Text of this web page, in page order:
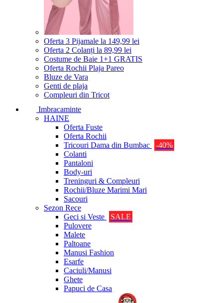
Oferta 3 Pijamale la 149,99 lei
Oferta 2 Colanți la 89,99 lei
Costume de Baie 1+1 GRATIS
Oferta Rochii Plaja Pareo
Bluze de Vara
Genti de plaja
Compleuri din Tricot
Imbracaminte
HAINE
Oferta Fuste
Oferta Rochii
Tricouri Dama din Bumbac
-40%
Colanti
Pantaloni
Body-uri
Treninguri & Compleuri
Rochii/Bluze Marimi Mari
Sacouri
Sezon Rece
Geci si Veste
SALE
Pulovere
Malete
Paltoane
Manusi Fashion
Esarfe
Caciuli/Manusi
Ghete
Papuci de Casa